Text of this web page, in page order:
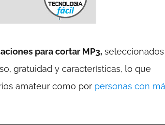
para cortar MP3, seleccionados
gratuidad y características, lo que
amateur como por personas con